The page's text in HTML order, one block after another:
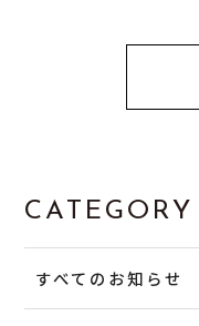
CATEGORY
すべてのお知らせ